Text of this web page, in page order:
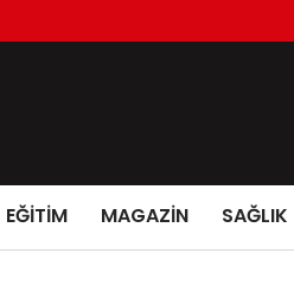
EĞİTİM MAGAZİN SAĞLIK